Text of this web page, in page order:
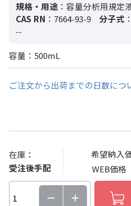
規格・用途 ：容量分析用規定
CAS RN ：7664-93-9 分子式
--
容量：500mL
ご注文から出荷までの日数につ
在庫：
受注後手配
希望納入
WEB価